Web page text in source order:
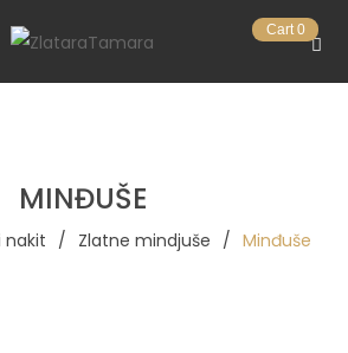
Cart 0
MINĐUŠE
nakit / Zlatne mindjuše / Minđuše